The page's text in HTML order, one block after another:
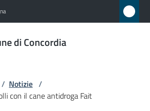
di Concordia
/ Notizie /
con il cane antidroga Fait